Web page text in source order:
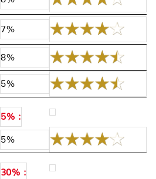
7%
8%
5%
5% :
5%
30% :